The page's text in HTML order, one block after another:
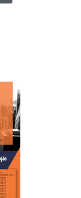
absurdas são
defesas
equivocada e
usucapião.
de
estudo, leia,
virá como